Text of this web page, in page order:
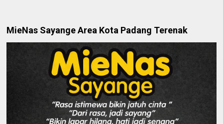
MieNas Sayange Area Kota Padang Terenak